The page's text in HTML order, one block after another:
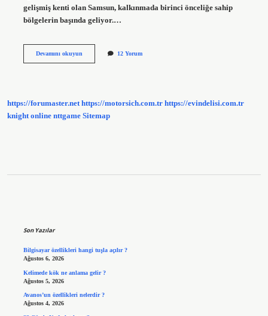
gelişmiş kenti olan Samsun, kalkınmada birinci önceliğe sahip
bölgelerin başında geliyor.…
Devamını okuyunSamsun
12 Yorum
https://forumaster.net https://motorsich.com.tr https://evindelisi.com.tr
knight online nttgame Sitemap
Son Yazılar
Bilgisayar özellikleri hangi tuşla açılır ?
Ağustos 6, 2026
Kelimede kök ne anlama gelir ?
Ağustos 5, 2026
Avanos’un özellikleri nelerdir ?
Ağustos 4, 2026